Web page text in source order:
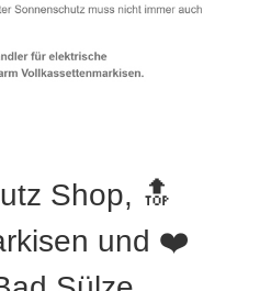
Shop, 🔝
und ❤️